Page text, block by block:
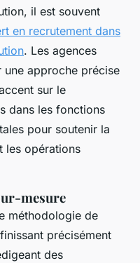
il est souvent
en recrutement dans
. Les agences
une approche précise
sur le
dans les fonctions
pour soutenir la
les opérations
mesure
méthodologie de
précisément
des